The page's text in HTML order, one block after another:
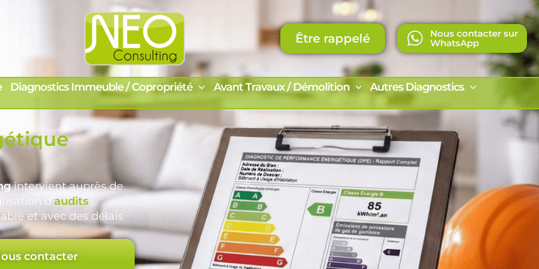
Être rappelé
Nous contacter sur
WhatsApp
Diagnostics Immeuble / Copropriété Avant Travaux / Démolition
Autres Diagnostics
intervient auprès de
d’audits
et avec des délais
contacter